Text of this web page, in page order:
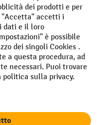
possible delivery charges,
Lo sconto non si applica
con altri sconti o
una sola volta al
a partire da un valore netto
esclusi i transpallet